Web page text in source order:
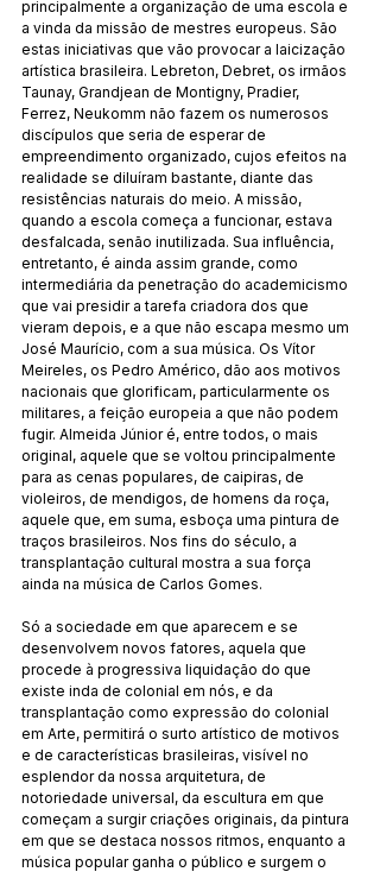
principalmente a organização de uma escola e
a vinda da missão de mestres europeus. São
estas iniciativas que vão provocar a laicização
artística brasileira. Lebreton, Debret, os irmãos
Taunay, Grandjean de Montigny, Pradier,
Ferrez, Neukomm não fazem os numerosos
discípulos que seria de esperar de
empreendimento organizado, cujos efeitos na
realidade se diluíram bastante, diante das
resistências naturais do meio. A missão,
quando a escola começa a funcionar, estava
desfalcada, senão inutilizada. Sua influência,
entretanto, é ainda assim grande, como
intermediária da penetração do academicismo
que vai presidir a tarefa criadora dos que
vieram depois, e a que não escapa mesmo um
José Maurício, com a sua música. Os Vítor
Meireles, os Pedro Américo, dão aos motivos
nacionais que glorificam, particularmente os
militares, a feição europeia a que não podem
fugir. Almeida Júnior é, entre todos, o mais
original, aquele que se voltou principalmente
para as cenas populares, de caipiras, de
violeiros, de mendigos, de homens da roça,
aquele que, em suma, esboça uma pintura de
traços brasileiros. Nos fins do século, a
transplantação cultural mostra a sua força
ainda na música de Carlos Gomes.
Só a sociedade em que aparecem e se
desenvolvem novos fatores, aquela que
procede à progressiva liquidação do que
existe inda de colonial em nós, e da
transplantação como expressão do colonial
em Arte, permitirá o surto artístico de motivos
e de características brasileiras, visível no
esplendor da nossa arquitetura, de
notoriedade universal, da escultura em que
começam a surgir criações originais, da pintura
em que se destaca nossos ritmos, enquanto a
música popular ganha o público e surgem o